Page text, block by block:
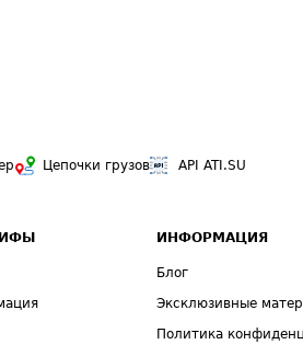
Цепочки грузов API ATI.SU
ИНФОРМАЦИЯ
Блог
Эксклюзивные
Политика